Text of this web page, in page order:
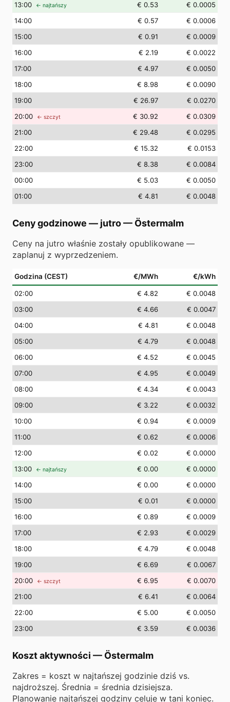
13:00 ← najtańszy € 0.53
€ 0.0005
14:00 € 0.57
€ 0.0006
15:00 € 0.91
€ 0.0009
16:00 € 2.19
€ 0.0022
17:00 € 4.97
€ 0.0050
18:00 € 8.98
€ 0.0090
19:00 € 26.97
€ 0.0270
20:00 ← szczyt € 30.92
€ 0.0309
21:00 € 29.48
€ 0.0295
22:00 € 15.32
€ 0.0153
23:00 € 8.38
€ 0.0084
00:00 € 5.03
€ 0.0050
01:00 € 4.81 € 0.0048
Ceny godzinowe — jutro— Östermalm
Ceny na jutro właśnie zostały opublikowane —
zaplanuj z wyprzedzeniem.
Godzina (CEST) €/MWh €/kWh
02:00 € 4.82
€ 0.0048
03:00 € 4.66
€ 0.0047
04:00 € 4.81
€ 0.0048
05:00 € 4.79
€ 0.0048
06:00 € 4.52
€ 0.0045
07:00 € 4.95
€ 0.0049
08:00 € 4.34
€ 0.0043
09:00 € 3.22
€ 0.0032
10:00 € 0.94
€ 0.0009
11:00 € 0.62
€ 0.0006
12:00 € 0.02
€ 0.0000
13:00 ← najtańszy € 0.00
€ 0.0000
14:00 € 0.00
€ 0.0000
15:00 € 0.01
€ 0.0000
16:00 € 0.89
€ 0.0009
17:00 € 2.93
€ 0.0029
18:00 € 4.79
€ 0.0048
19:00 € 6.69
€ 0.0067
20:00 ← szczyt € 6.95
€ 0.0070
21:00 € 6.41
€ 0.0064
22:00 € 5.00
€ 0.0050
23:00 € 3.59 € 0.0036
Koszt aktywności — Östermalm
Zakres = koszt w najtańszej godzinie dziś vs.
najdroższej. Średnia = średnia dzisiejsza.
Planowanie najtańszej godziny celuje w tani koniec.